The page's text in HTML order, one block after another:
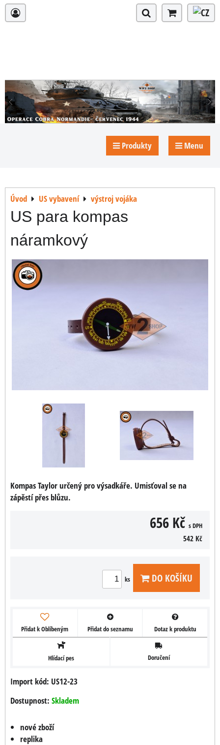
Produkty Menu
Úvod US vybavení výstroj vojáka
US para kompas
náramkový
Kompas Taylor určený pro výsadkáře. Umisťoval se na
zápěstí přes blůzu.
656 Kč s DPH
542 Kč
ks DO KOŠÍKU
Přidat k Oblíbeným Přidat do seznamu Dotaz k produktu
Hlídací pes Doručení
Import kód: US12-23
Dostupnost: Skladem
nové zboží
replika